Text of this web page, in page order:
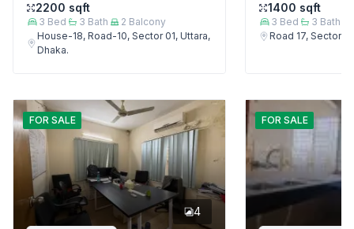
2200 sqft
3 Bed 3 Bath 2 Balcony
House-18, Road-10, Sector 01, Uttara,
Dhaka.
1400 sqft
3 Bed 3 Bath
Road 17, Sector
FOR SALE
4
FOR SALE